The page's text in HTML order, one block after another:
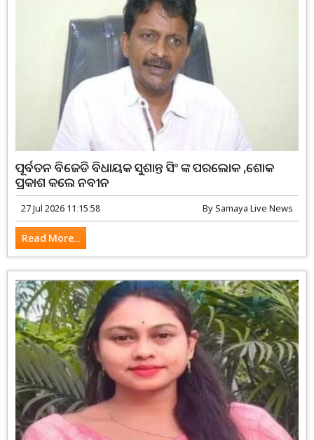
ପୂର୍ବତନ ବିଜେଡି ବିଧାୟକ ସୁଶାନ୍ତ ସିଂ ଙ୍କ ପରଲୋକ ,ଶୋକ
ପ୍ରକାଶ କଲେ ନବୀନ
27 Jul 2026 11:15:58 BySamaya Live News
Read More...